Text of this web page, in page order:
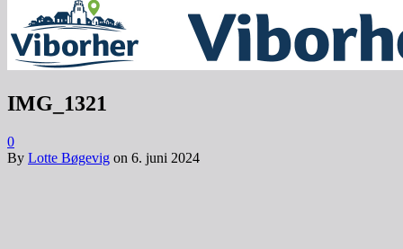
IMG_1321
0
By Lotte Bøgevig on 6. juni 2024